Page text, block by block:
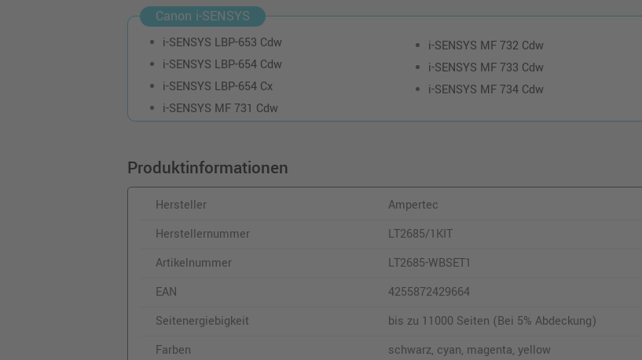
Canon i-SENSYS
i-SENSYS LBP-653 Cdw
i-SENSYS LBP-654 Cdw
i-SENSYS LBP-654 Cx
i-SENSYS MF 731 Cdw
i-SENSYS MF 732 Cdw
i-SENSYS MF 733 Cdw
i-SENSYS MF 734 Cdw
Produktinformationen
Hersteller
Ampertec
Herstellernummer
LT2685/1KIT
Artikelnummer
LT2685-WBSET1
EAN
4255872429664
Seitenergiebigkeit
bis zu 11000 Seiten (Bei 5% Abdeckung)
Farben
schwarz, cyan, magenta, yellow